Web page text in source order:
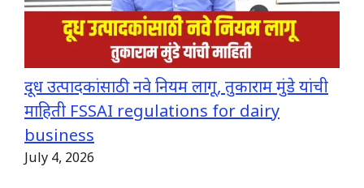
दूध उत्पादकांसाठी नवे नियम लागू, तुकाराम मुंडे यांची
माहिती FSSAI regulations for dairy
business
July 4, 2026